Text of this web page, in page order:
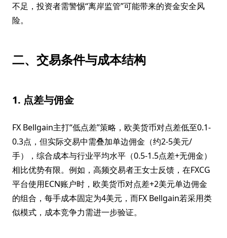
不足，投资者需警惕“离岸监管”可能带来的资金安全风
险。
二、交易条件与成本结构
1. 点差与佣金
FX Bellgain主打“低点差”策略，欧美货币对点差低至0.1-
0.3点，但实际交易中需叠加单边佣金（约2-5美元/
手），综合成本与行业平均水平（0.5-1.5点差+无佣金）
相比优势有限。例如，高频交易者王女士反馈，在FXCG
平台使用ECN账户时，欧美货币对点差+2美元单边佣金
的组合，每手成本固定为4美元，而FX Bellgain若采用类
似模式，成本竞争力需进一步验证。